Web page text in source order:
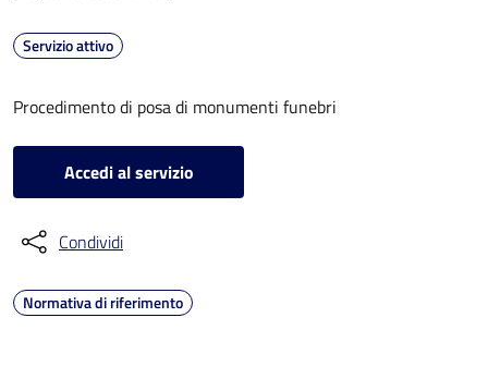
Servizio attivo
Procedimento di posa di monumenti funebri
Accedi al servizio
Condividi
Normativa di riferimento